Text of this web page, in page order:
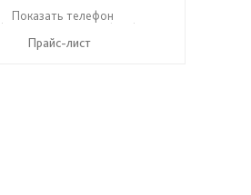
90-27-89 ☎+7 (800) 600-72-93
Показать телефон
Прайс-лист